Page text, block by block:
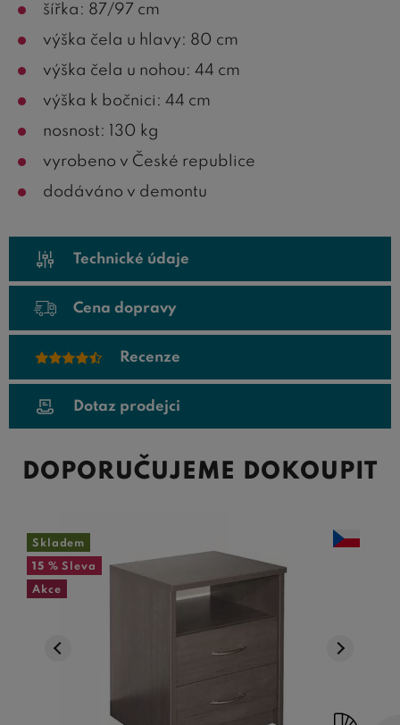
šířka: 87/97 cm
výška čela u hlavy: 80 cm
výška čela u nohou: 44 cm
výška k bočnici: 44 cm
nosnost: 130 kg
vyrobeno v České republice
dodáváno v demontu
Technické údaje
Cena dopravy
Recenze
Dotaz prodejci
DOPORUČUJEME DOKOUPIT
Skladem
15 % Sleva
Akce